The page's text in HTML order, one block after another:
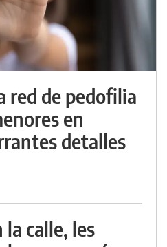
red de pedofilia
en
detalles
calle, les